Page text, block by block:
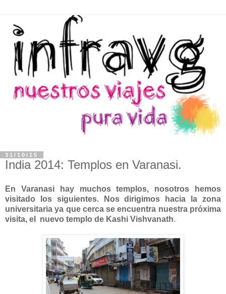
31/10/15
India 2014: Templos en Varanasi.
En Varanasi hay muchos templos, nosotros hemos
visitado los siguientes. Nos dirigimos hacia la zona
universitaria ya que cerca se encuentra nuestra próxima
visita, el nuevo templo de Kashi Vishvanath.